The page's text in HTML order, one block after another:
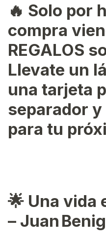
🔥 Solo por
compra
REGALOS
Llevate un
una tarjeta
separador
para tu
🌟 Una vida
– Juan